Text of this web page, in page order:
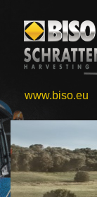
www.biso.eu